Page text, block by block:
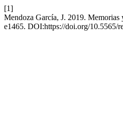
[1]
Mendoza García, J. 2019.
e1465. DOI:https://doi.org/10.5565/